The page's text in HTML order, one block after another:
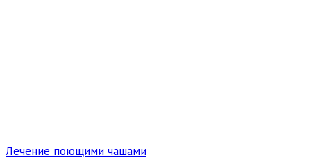
Лечение поющими чашами